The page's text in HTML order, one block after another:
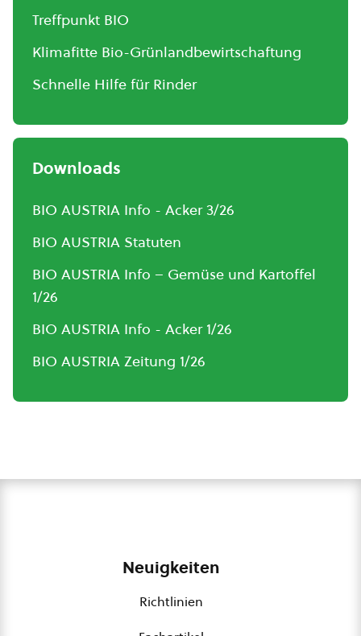
Treffpunkt BIO
Klimafitte Bio-Grünlandbewirtschaftung
Schnelle Hilfe für Rinder
Downloads
BIO AUSTRIA Info - Acker 3/26
BIO AUSTRIA Statuten
BIO AUSTRIA Info – Gemüse und Kartoffel
1/26
BIO AUSTRIA Info - Acker 1/26
BIO AUSTRIA Zeitung 1/26
Neuigkeiten
Richtlinien